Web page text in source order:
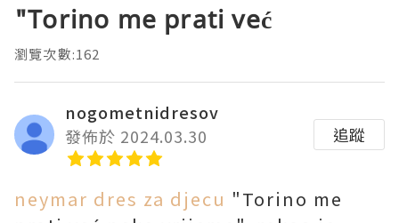
"Torino me prati već
瀏覽次數:162
nogometnidresov
發佈於 2024.03.30
追蹤
neymar dres za djecu "Torino me